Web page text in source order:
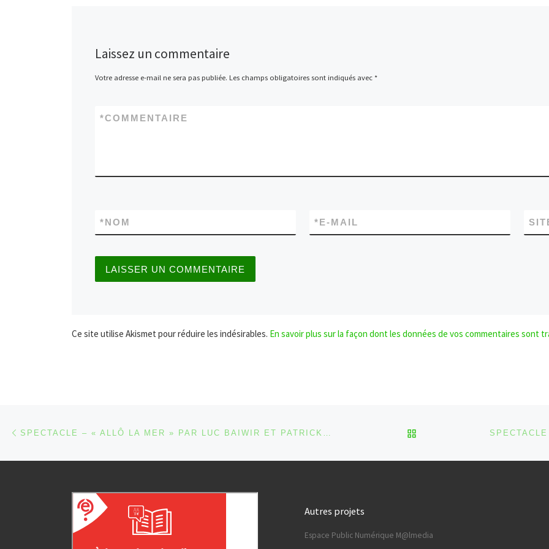
Laissez un commentaire
Votre adresse e-mail ne sera pas publiée. Les champs obligatoires sont indiqués avec *
COMMENTAIRE
*
NOM
* E-MAIL
*
Ce site utilise Akismet pour réduire les indésirables. En savoir plus sur la façon dont les données de vos commentaires sont
Parcourir les articles RETOUR À LA LISTE
Autres projets
Espace Public Numérique M@lmedia